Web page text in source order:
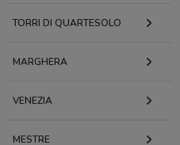
TORRI DI QUARTESOLO
MARGHERA
VENEZIA
MESTRE